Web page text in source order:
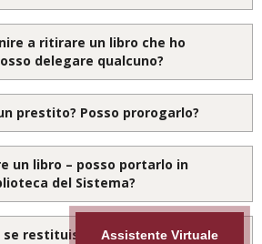
a ritirare un libro che ho
delegare qualcuno?
prestito? Posso prorogarlo?
un libro – posso portarlo in
del Sistema?
se restituisco un libro in ritardo?
Assistente Virtuale